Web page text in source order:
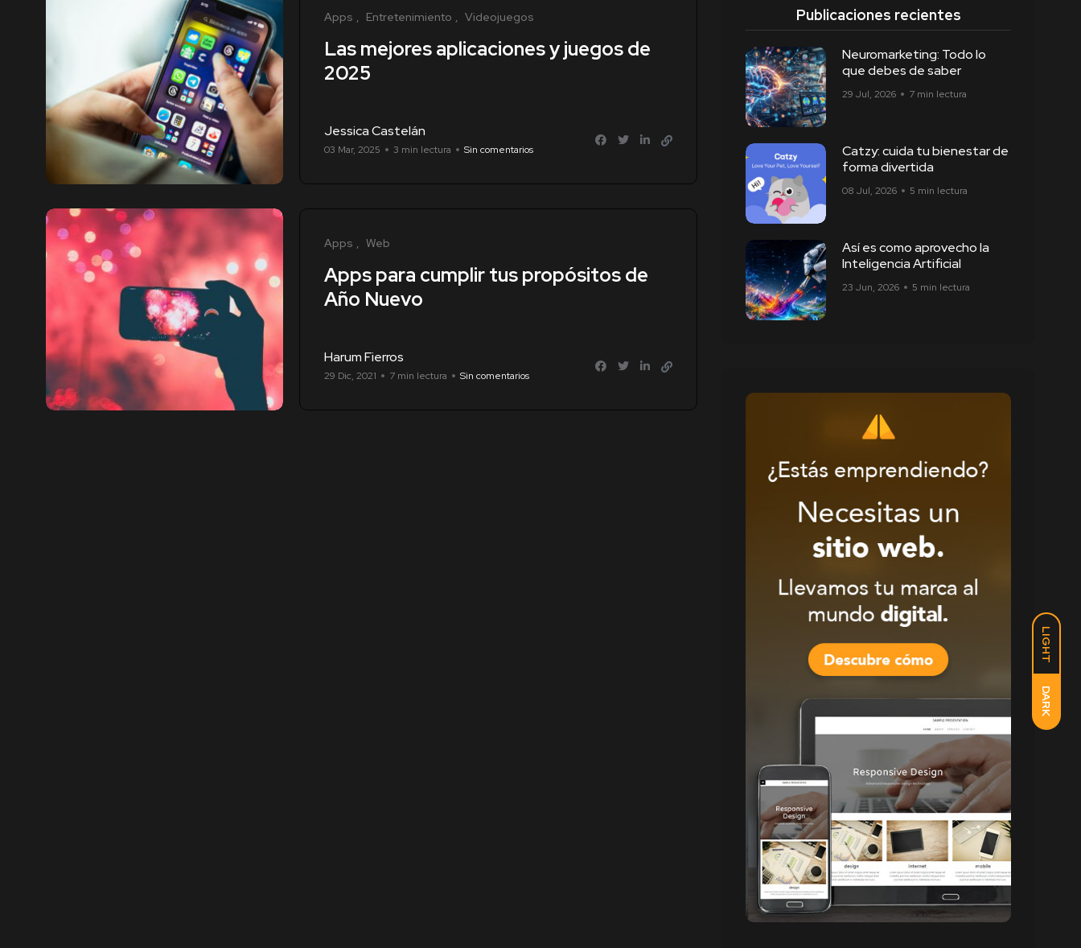
LIGHT
DARK
Apps Entretenimiento Videojuegos
Las mejores aplicaciones y juegos de
2025
Jessica Castelán
03 Mar, 2025 3 min lectura Sin comentarios
Apps Web
Apps para cumplir tus propósitos de
Año Nuevo
Harum Fierros
29 Dic, 2021 7 min lectura Sin comentarios
Publicaciones recientes
Neuromarketing: Todo lo
que debes de saber
29 Jul, 2026 7 min lectura
Catzy: cuida tu bienestar de
forma divertida
08 Jul, 2026 5 min lectura
Así es como aprovecho la
Inteligencia Artificial
23 Jun, 2026 5 min lectura